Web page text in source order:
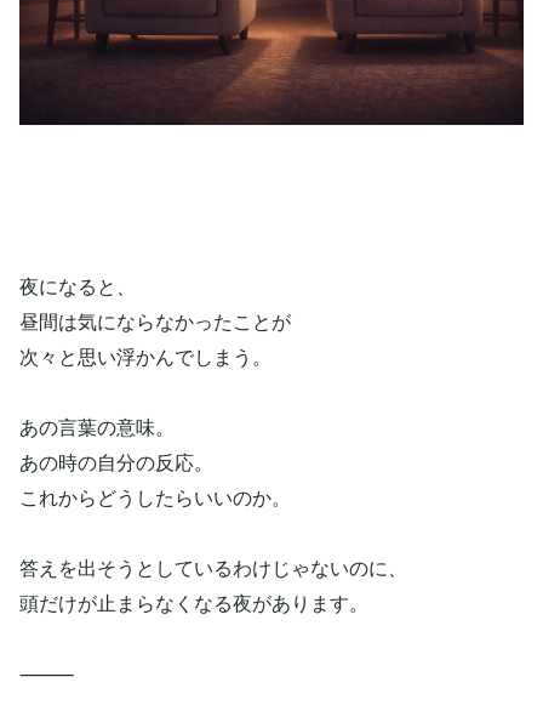
夜になると、
昼間は気にならなかったことが
次々と思い浮かんでしまう。
あの言葉の意味。
あの時の自分の反応。
これからどうしたらいいのか。
答えを出そうとしているわけじゃないのに、
頭だけが止まらなくなる夜があります。
⸻